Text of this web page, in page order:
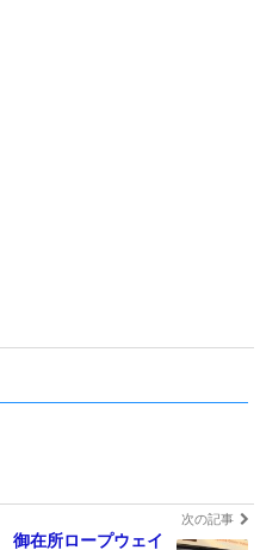
次の記事
御在所ロープウェイ